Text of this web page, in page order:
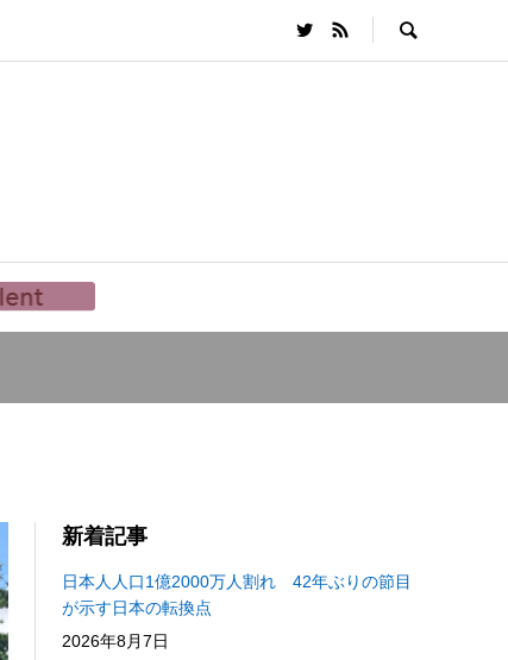
新着記事
日本人人口1億2000万人割れ 42年ぶりの節目
が示す日本の転換点
2026年8月7日